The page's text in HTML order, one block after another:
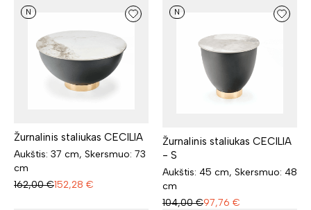
N
Žurnalinis staliukas CECILIA
Aukštis: 37 cm, Skersmuo: 73
cm
162,00 €152,28 €
N
Žurnalinis staliukas CECILIA
- S
Aukštis: 45 cm, Skersmuo: 48
cm
104,00 €97,76 €